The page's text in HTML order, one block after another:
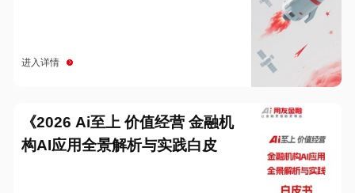
进入详情
《2026 Ai至上 价值经营 金融机
构AI应用全景解析与实践白皮